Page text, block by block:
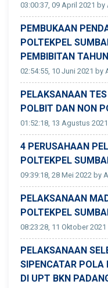
03:00:37, 09 April 2021
PEMBUKAAN
POLTEKPEL
PEMBIBITAN
02:54:55, 10 Juni 2021 by
PELAKSANAAN
POLBIT DAN NON
01:52:18, 13 Agustus
4 PERUSAHAAN
POLTEKPEL
09:39:18, 28 Mei 2022 by
PELAKSANAAN
POLTEKPEL
08:23:28, 11 Oktober
PELAKSANAAN
SIPENCATAR POLA
DI UPT BKN